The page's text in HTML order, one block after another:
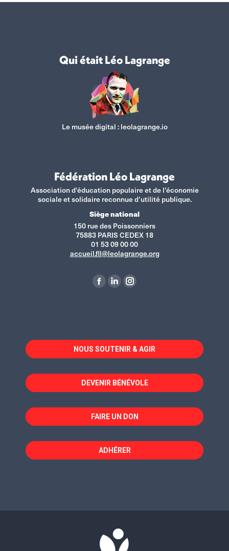
Qui était Léo Lagrange
Le musée digital : leolagrange.io
Fédération Léo Lagrange
Association d'éducation populaire et de l'économie
sociale et solidaire reconnue d’utilité publique.
Siège national
150 rue des Poissonniers
75883 PARIS CEDEX 18
01 53 09 00 00
accueil.fll@leolagrange.org
La
dans
une
fenêtre
La
dans
une
fenêtre
La
dans
une
fenêtre
NOUS SOUTENIR & AGIR
DEVENIR BÉNÉVOLE
FAIRE UN DON
ADHÉRER